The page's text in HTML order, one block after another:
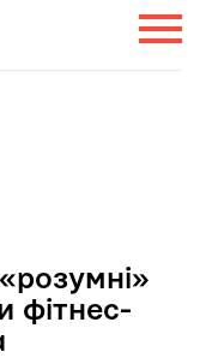
фітнес-